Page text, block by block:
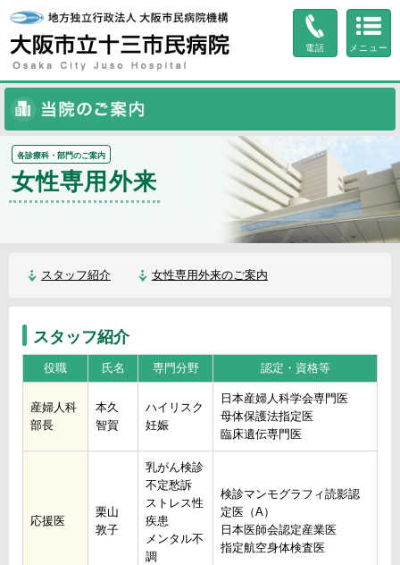
電話 メニュー
各診療科・部門のご案内
女性専用外来
スタッフ紹介 女性専用外来のご案内
スタッフ紹介
役職 氏名 専門分野 認定・資格等
産婦人科
部長
本久
智賀
ハイリスク
妊娠
日本産婦人科学会専門医
母体保護法指定医
臨床遺伝専門医
応援医
栗山
敦子
乳がん検診
不定愁訴
ストレス性
疾患
メンタル不
調
検診マンモグラフィ読影認
定医（A）
日本医師会認定産業医
指定航空身体検査医